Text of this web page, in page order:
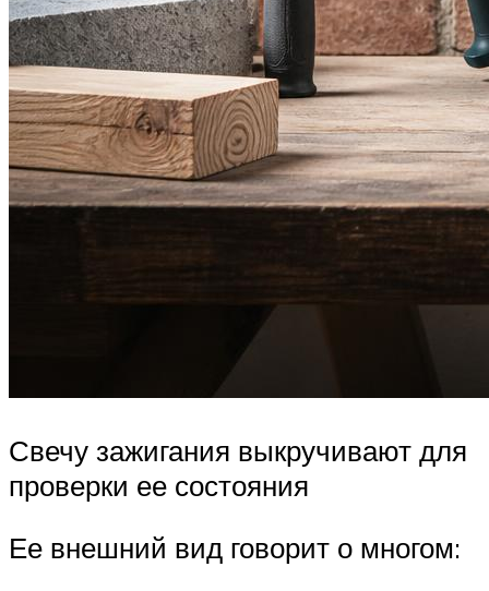
Свечу зажигания выкручивают для
проверки ее состояния
Ее внешний вид говорит о многом: